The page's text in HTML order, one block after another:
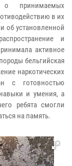
о принимаемых
в их
об установленной
и
активное
бельгийская
наркотических
с готовностью
и умения, а
ребята смогли
на память.